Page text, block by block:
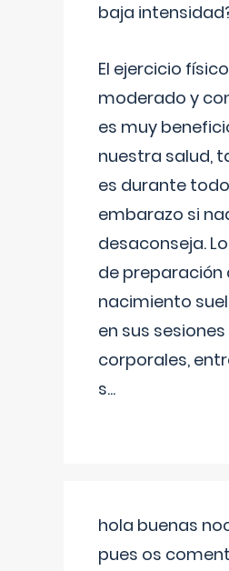
baja
El ejercicio físico
moderado y
es muy
nuestra salud,
es durante
embarazo si
desaconseja.
de preparación
nacimiento
en sus
corporales,
s...
hola buenas
pues os